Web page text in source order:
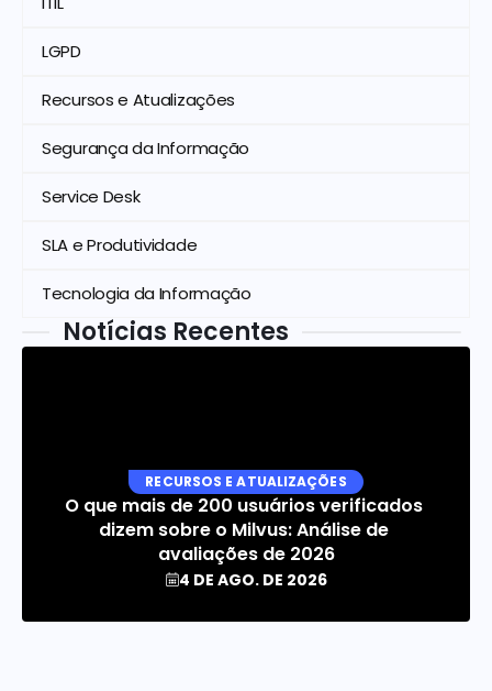
LGPD
Recursos e Atualizações
Segurança da Informação
Service Desk
SLA e Produtividade
Tecnologia da Informação
Notícias Recentes
RECURSOS E ATUALIZAÇÕES
O que mais de 200 usuários verificados
dizem sobre o Milvus: Análise de
avaliações de 2026
4 DE AGO. DE 2026